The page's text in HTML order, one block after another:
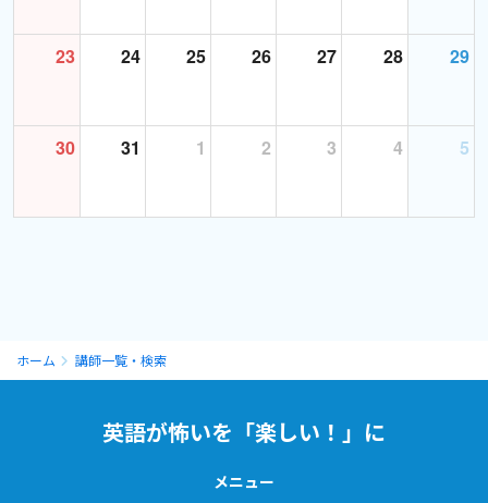
知的に驚かすこと」です。
すべて一発合格してきました。人相手の試験で第一印象よくするコ
TOEIC 990点（満点）、英検1級、通訳案内業国家資格 保有。通訳
アメリカに5年半いました。(そのうち、NY州で1年間働いていまし
23 24 25 26 27 28 29
30 31 1 2 3 4 5
ホーム 講師一覧・検索
英語が怖いを「楽しい！」に
メニュー